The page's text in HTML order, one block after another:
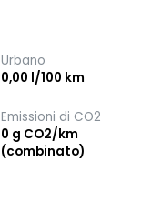
Urbano
0,00 l/100 km
Emissioni di CO2
0 g CO2/km
(combinato)